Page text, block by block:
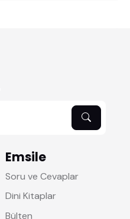
Emsile
Soru ve Cevaplar
Dini Kitaplar
Bülten